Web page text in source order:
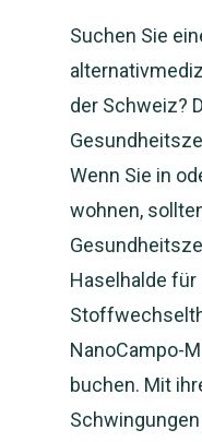
Suchen Sie
der Schweiz?
Wenn Sie in
wohnen,
Haselhalde für
NanoCampo-
buchen. Mit